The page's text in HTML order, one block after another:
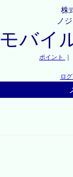
株
ノ
モバイ
ポイント ｜
ロ